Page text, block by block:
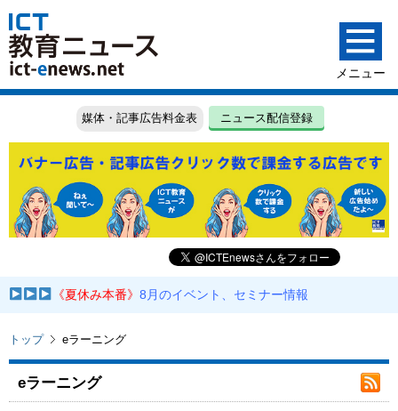
媒体・記事広告料金表 ニュース配信登録
《夏休み本番》8月のイベント、セミナー情報
トップ eラーニング
eラーニング